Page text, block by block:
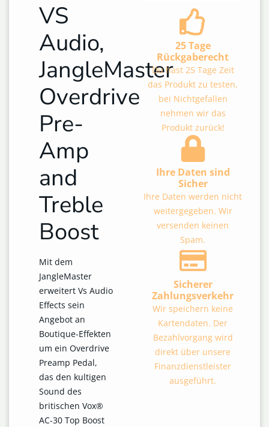
VS
Audio,
JangleMaster
Overdrive
Pre-
Amp
and
Treble
Boost
Mit dem
JangleMaster
erweitert Vs Audio
Effects sein
Angebot an
Boutique-Effekten
um ein Overdrive
Preamp Pedal,
das den kultigen
Sound des
britischen Vox®
AC-30 Top Boost
25 Tage
Rückgaberecht
Du hast 25 Tage Zeit
das Produkt zu testen,
bei Nichtgefallen
nehmen wir das
Produkt zurück!
Ihre Daten sind
Sicher
Ihre Daten werden nicht
weitergegeben. Wir
versenden keinen
Spam.
Sicherer
Zahlungsverkehr
Wir speichern keine
Kartendaten. Der
Bezahlvorgang wird
direkt über unsere
Finanzdienstleister
ausgeführt.